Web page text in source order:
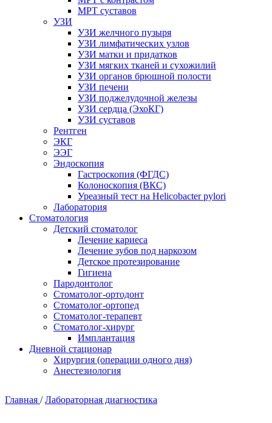
МРТ суставов
УЗИ
УЗИ желчного пузыря
УЗИ лимфатических узлов
УЗИ матки и придатков
УЗИ мягких тканей и сухожилий
УЗИ органов брюшной полости
УЗИ печени
УЗИ поджелудочной железы
УЗИ сердца (ЭхоКГ)
УЗИ суставов
Рентген
ЭКГ
ЭЭГ
Эндоскопия
Гастроскопия (ФГДС)
Колоноскопия (ВКС)
Уреазный тест на Helicobacter pylori
Лаборатория
Стоматология
Детский стоматолог
Лечение кариеса
Лечение зубов под наркозом
Детское протезирование
Гигиена
Пародонтолог
Стоматолог-ортодонт
Стоматолог-ортопед
Стоматолог-терапевт
Стоматолог-хирург
Имплантация
Дневной стационар
Хирургия (операции одного дня)
Анестезиология
Главная / Лабораторная диагностика